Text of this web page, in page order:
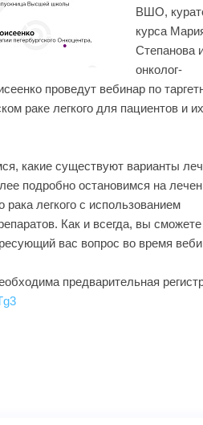
ВШО,
курса
Степанова
онколог-
проведут вебинар по
раке легкого для пациентов и их
какие существуют варианты
подробно остановимся на
рака легкого с использованием
Как и всегда, вы сможете
вас вопрос во время
предварительная